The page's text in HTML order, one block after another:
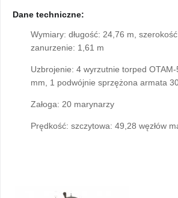
Dane techniczne:
Wymiary: długość: 24,76 m,
zanurzenie: 1,61 m
Uzbrojenie: 4 wyrzutnie torped
mm, 1 podwójnie sprzężona armata
Załoga: 20 marynarzy
Prędkość: szczytowa: 49,28 węzłów